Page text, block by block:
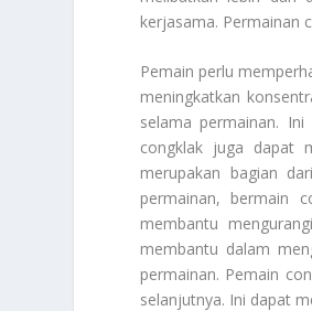
kerjasama. Permainan
Pemain perlu
meningkatkan
selama permainan.
congklak juga dapat
merupakan bagian
permainan, bermain
membantu
membantu dalam
permainan. Pemain
selanjutnya. Ini dapat